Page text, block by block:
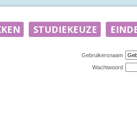
Gebruikersnaam
Wachtwoord